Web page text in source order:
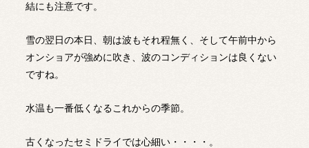
結にも注意です。
雪の翌日の本日、朝は波もそれ程無く、そして午前中から
オンショアが強めに吹き、波のコンディションは良くない
ですね。
水温も一番低くなるこれからの季節。
古くなったセミドライでは心細い・・・・。